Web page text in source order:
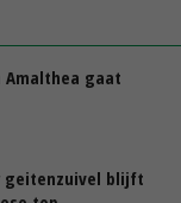
Amalthea gaat
geitenzuivel blijft